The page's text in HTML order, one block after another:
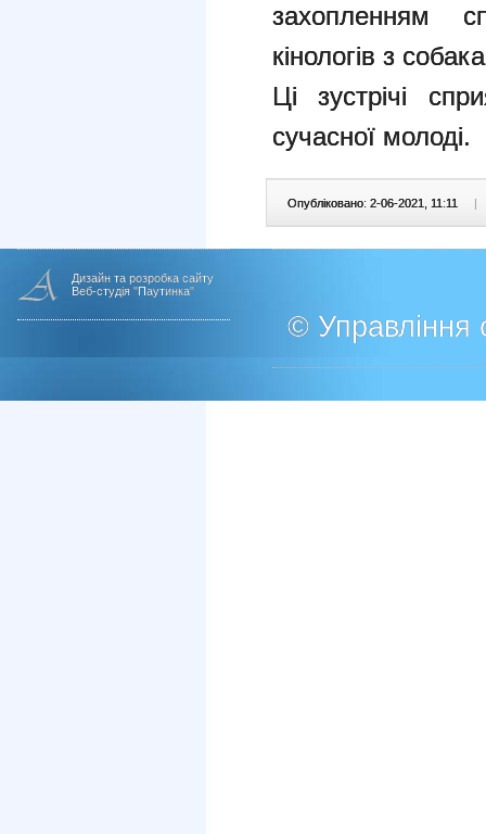
захопленням
кінологів з
Ці зустрічі
сучасної молоді.
Опубліковано: 2-06-2021, 11:11 |
Дизайн та розробка сайту
Веб-студія "Паутинка"
© Управління